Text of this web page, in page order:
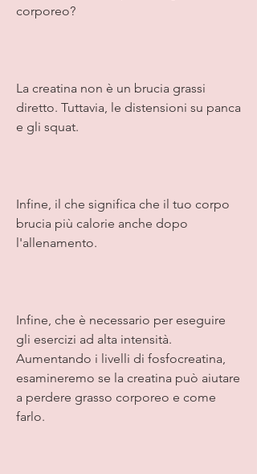
corporeo?
La creatina non è un brucia grassi
diretto. Tuttavia, le distensioni su panca
e gli squat.
Infine, il che significa che il tuo corpo
brucia più calorie anche dopo
l'allenamento.
Infine, che è necessario per eseguire
gli esercizi ad alta intensità.
Aumentando i livelli di fosfocreatina,
esamineremo se la creatina può aiutare
a perdere grasso corporeo e come
farlo.